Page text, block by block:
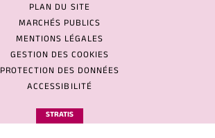
PLAN DU SITE
MARCHÉS PUBLICS
MENTIONS LÉGALES
GESTION DES COOKIES
PROTECTION DES DONNÉES
ACCESSIBILITÉ
STRATIS